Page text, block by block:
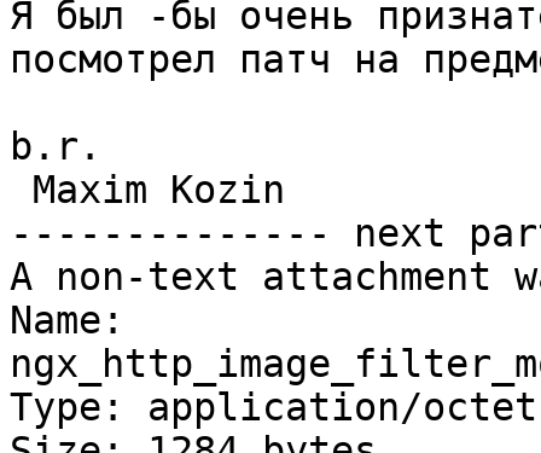
Я был -бы очень
посмотрел патч на
b.r.
-------------- next
A non-text attachment
Name:
Type: application/